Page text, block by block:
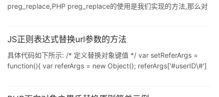
preg_replace,PHP preg_replace的使用是我们实现的方法,那么对
preg_replace ( mixed pattern, mixed replacement, mixed
JS正则表达式替换url参数的方法
具体代码如下所示: /* 定义替换对象键值 */ var setReferArgs =
function(){ var referArgs = new Object(); referArgs['#userID\#']